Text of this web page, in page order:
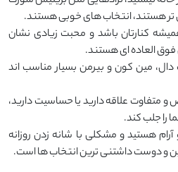
هستند، انتخاب ‌های خوبی‌ هستند.
کنارتان باشد و محبت زیادی نشان
‌العاده ‌ای هستند.
‌دال، مین‌ کون و بیرمن بسیار مناسب ‌اند
متفاوت علاقه دارید یا حساسیت دارید،
را جلب کند.
هستید و مشکلی با شانه زدن روزانه
و دوست ‌داشتنی ‌ترین انتخاب‌ ها است.